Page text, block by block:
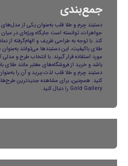
جمع‌بندی
دستبند چرم و طلا قلب به‌عنوان یکی از مدل‌های
جواهرات، توانسته است جایگاه ویژه‌ای در میان
کند. با توجه به طراحی ظریف و الهام‌گرفته از
طلای باکیفیت، این دستبندها می‌توانند
مورد استفاده قرار گیرند. با انتخاب طرح و
باشد و خرید از فروشگاه‌های معتبر مانندطلای
دستبند چرم و طلا قلب لذت ببرید و آن را
کنید. همچنین، برای مشاهده جدیدترین
Gold Gallery را دنبال کنید.